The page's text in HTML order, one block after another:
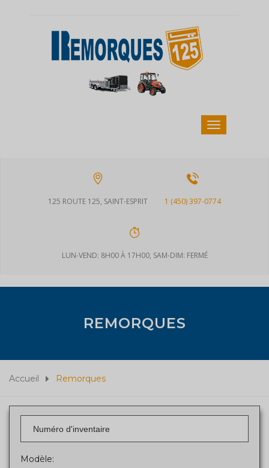
125 ROUTE 125, SAINT-ESPRIT 1 (450) 397-0774
LUN-VEND: 8H00 À 17H00, SAM-DIM: FERMÉ
REMORQUES
Accueil Remorques
Modèle: